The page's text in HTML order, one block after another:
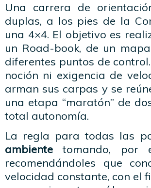
Una carrera de
duplas, a los pies de la
una 4×4. El objetivo es
un Road-book, de un
diferentes puntos de
noción ni exigencia de
arman sus carpas y se
una etapa “maratón” de
total autonomía.
La regla para todas las
ambiente tomando, por
recomendándoles que
velocidad constante, con el